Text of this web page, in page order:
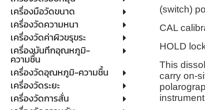
เครื่องมือวัดขนาด
เครื่องวัดความหนา
เครื่องวัดค่าผิวขรุขระ
เครื่องบันทึกอุณหภูมิ-
ความชื้น
เครื่องวัดอุณหภูมิ-ความชื้น
เครื่องวัดระยะ
เครื่องวัดการสั่น
(switch)
CAL
HOLD
This
carry on-